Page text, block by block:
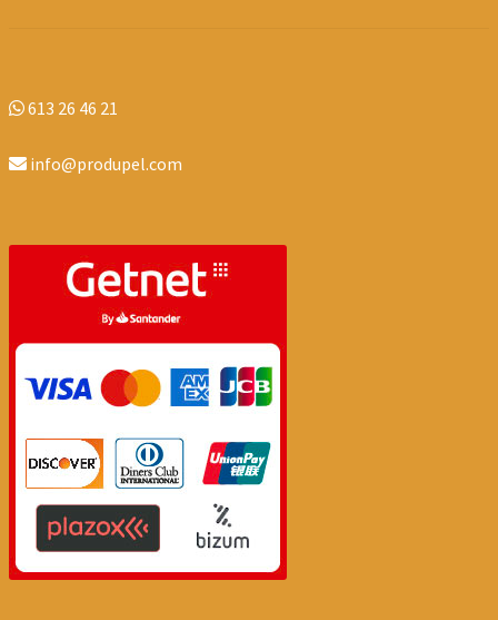
613 26 46 21
info@produpel.com